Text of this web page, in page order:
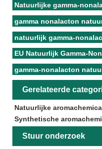
Natuurlijke gamma-
gamma nonalacton
natuurlijk gamma-
EU Natuurlijk Gamma-
gamma-nonalacton
Gerelateerde
Natuurlijke
Synthetische
Stuur onderzoek